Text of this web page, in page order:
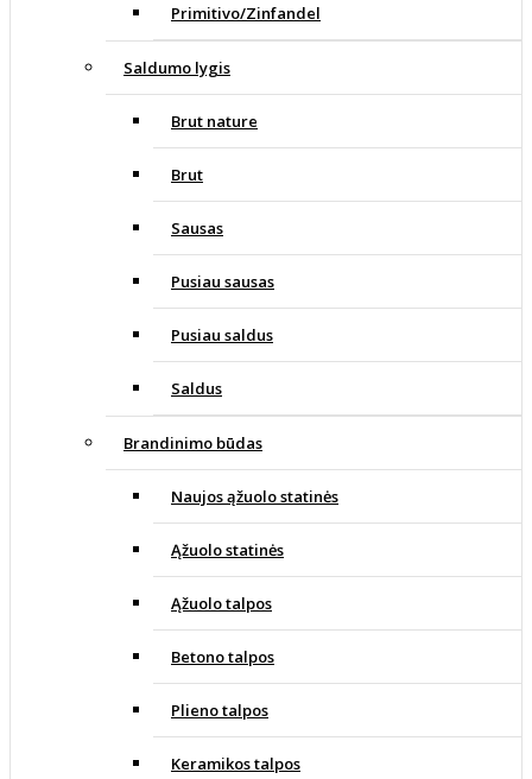
Primitivo/Zinfandel
Saldumo lygis
Brut nature
Brut
Sausas
Pusiau sausas
Pusiau saldus
Saldus
Brandinimo būdas
Naujos ąžuolo statinės
Ąžuolo statinės
Ąžuolo talpos
Betono talpos
Plieno talpos
Keramikos talpos